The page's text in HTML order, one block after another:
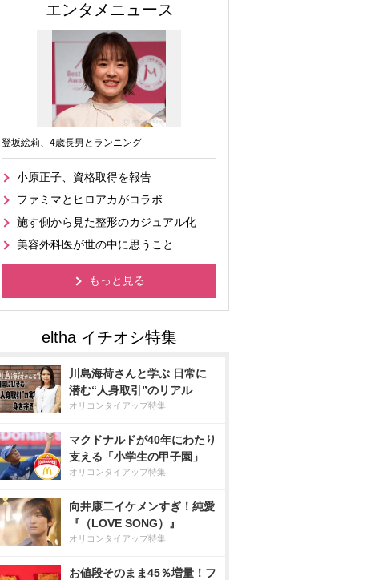
エンタメニュース
登坂絵莉、4歳長男とランニング
小原正子、資格取得を報告
ファミマとヒロアカがコラボ
施す側から見た整形のカジュアル化
美容外科医が世の中に思うこと
もっと見る
川島海荷さんと学ぶ 日常に
潜む“人身取引”のリアル
オリコンタイアップ特集
マクドナルドが40年にわたり
支える「小学生の甲子園」
オリコンタイアップ特集
向井康二イケメンすぎ！純愛
『（LOVE SONG）』
オリコンタイアップ特集
お値段そのまま45％増量！フ